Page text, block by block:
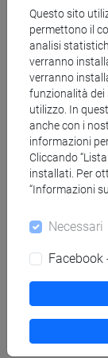
Merry E.
1500-1750.
Anna
dell’Europa
Edition:
urban
Joan W.
Fazio,
Anna
lavoro,
Jutta G.
the
York-
Anna
Venise au
Rome, 2008
Questo sito
permettono il
analisi
verranno
verranno
funzionalità dei
utilizzo. In
anche con i
informazioni
Cliccando
installati. Per
“Informazioni
Necessari
Facebook